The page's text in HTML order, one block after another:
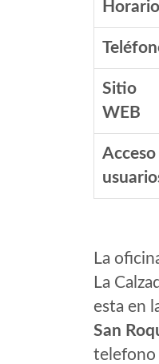
Horario
Sitio
WEB
Acceso
La
La
esta en
San
telefono